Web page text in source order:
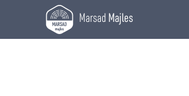
MarsadMajles